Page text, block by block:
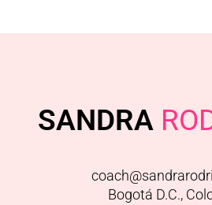
SANDRA
Bogotá D.C.,